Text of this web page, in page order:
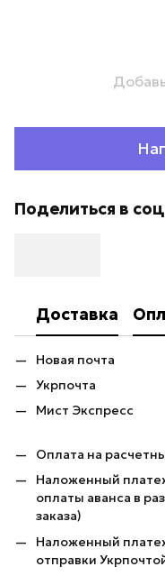
Поделиться в
Доставка
Новая почта
Укрпочта
Мист Экспресс
Оплата на
Наложенный
оплаты аванса в
заказа)
Наложенный
отправки